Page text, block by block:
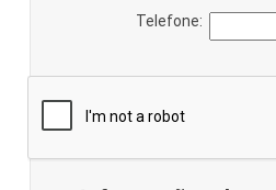
Telefone: